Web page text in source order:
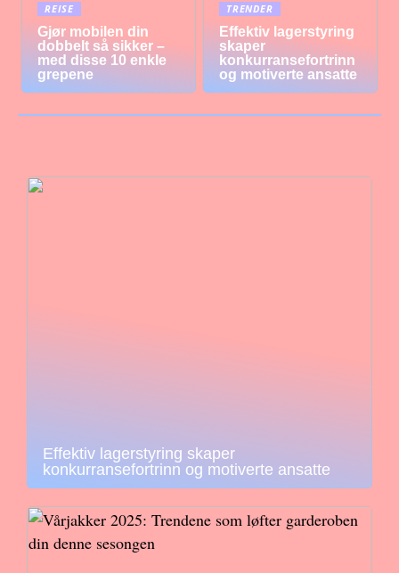
REISE
Gjør mobilen din
dobbelt så sikker –
med disse 10 enkle
grepene
TRENDER
Effektiv lagerstyring
skaper
konkurransefortrinn
og motiverte ansatte
Effektiv lagerstyring skaper
konkurransefortrinn og motiverte ansatte